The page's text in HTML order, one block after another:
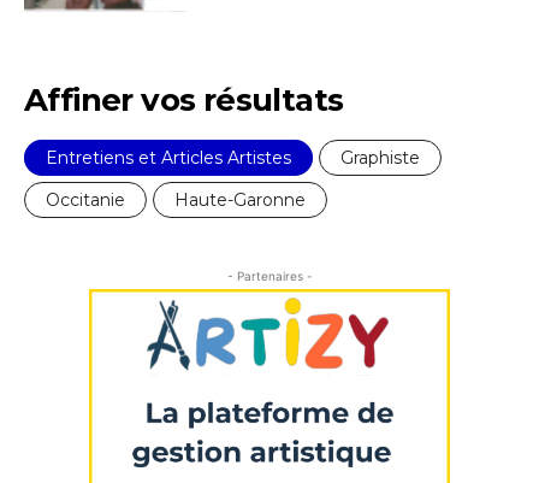
* Champ obligatoire
Affiner vos résultats
Entretiens et Articles Artistes
Graphiste
Occitanie
Haute-Garonne
- Partenaires -